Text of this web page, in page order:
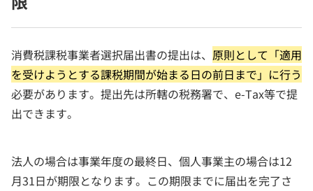
消費税課税事業者選択届出書の提出は、 原則として「適用
を受けようとする課税期間が始まる日の前日まで」に行う
必要があります。提出先は所轄の税務署で、e-Tax等で提
出できます。
法人の場合は事業年度の最終日、個人事業主の場合は12
月31日が期限となります。この期限までに届出を完了さ